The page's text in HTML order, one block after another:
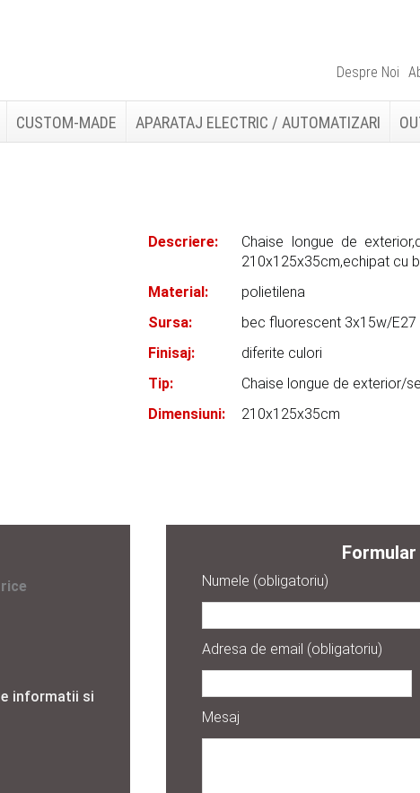
Despre Noi
CUSTOM-MADE APARATAJ ELECTRIC / AUTOMATIZARI
Descriere:
Chaise longue de
210x125x35cm,echipat cu
Material:
polietilena
Sursa:
bec fluorescent 3x15w/E27
Finisaj:
diferite culori
Tip:
Chaise longue de exterior/
Dimensiuni:
210x125x35cm
informatii si
Numele (obligatoriu)
Adresa de email (obligatoriu)
Mesaj